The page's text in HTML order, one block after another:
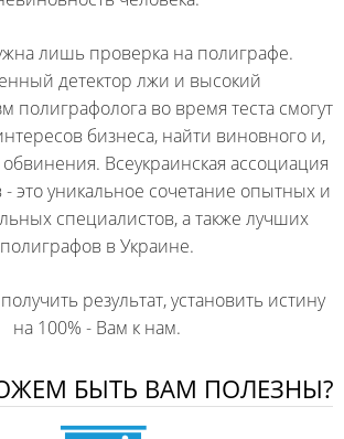
лишь проверка на полиграфе.
детектор лжи и высокий
полиграфолога во время теста смогут
бизнеса, найти виновного и,
Всеукраинская ассоциация
это уникальное сочетание опытных и
специалистов, а также лучших
полиграфов в Украине.
результат, установить истину
на 100% - Вам к нам.
БЫТЬ ВАМ ПОЛЕЗНЫ?